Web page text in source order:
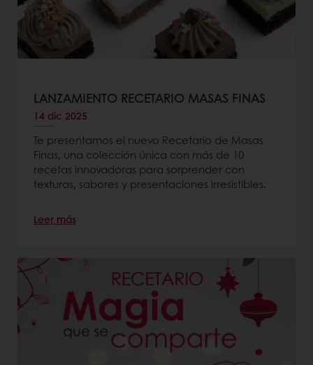
LANZAMIENTO RECETARIO MASAS FINAS
14 dic 2025
Te presentamos el nuevo Recetario de Masas
Finas, una colección única con más de 10
recetas innovadoras para sorprender con
texturas, sabores y presentaciones irresistibles.
Leer más